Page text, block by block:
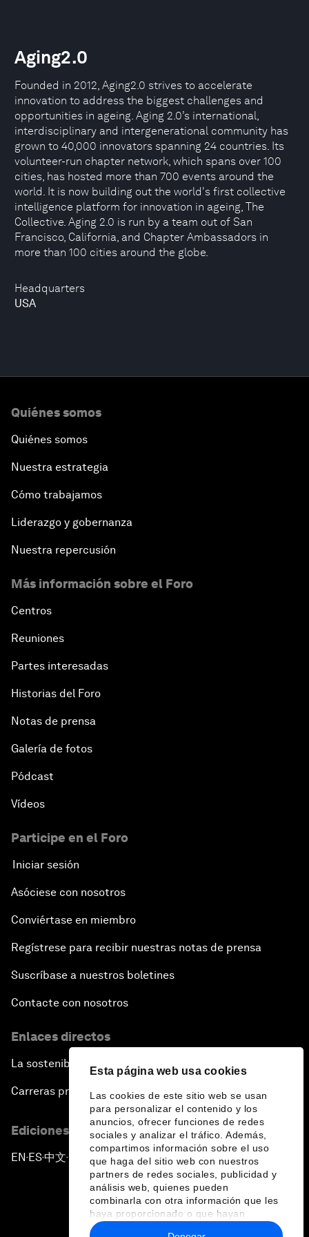
Esta página web usa cookies
Las cookies de este sitio web se usan
para personalizar el contenido y los
anuncios, ofrecer funciones de redes
sociales y analizar el tráfico. Además,
compartimos información sobre el uso
que haga del sitio web con nuestros
partners de redes sociales, publicidad y
análisis web, quienes pueden
combinarla con otra información que les
haya proporcionado o que hayan
recopilado a partir del uso que haya
Headquarters
USA
Aging2.0
Founded in 2012, Aging2.0 strives to accelerate
innovation to address the biggest challenges and
opportunities in ageing. Aging 2.0’s international,
interdisciplinary and intergenerational community has
grown to 40,000 innovators spanning 24 countries. Its
volunteer-run chapter network, which spans over 100
cities, has hosted more than 700 events around the
world. It is now building out the world's first collective
intelligence platform for innovation in ageing, The
Collective. Aging 2.0 is run by a team out of San
Francisco, California, and Chapter Ambassadors in
more than 100 cities around the globe.
Quiénes somos
Quiénes somos
Nuestra estrategia
Cómo trabajamos
Liderazgo y gobernanza
Nuestra repercusión
Más información sobre el Foro
Centros
Reuniones
Partes interesadas
Historias del Foro
Notas de prensa
Galería de fotos
Pódcast
Vídeos
Participe en el Foro
Iniciar sesión
Asóciese con nosotros
Conviértase en miembro
Regístrese para recibir nuestras notas de prensa
Suscríbase a nuestros boletines
Contacte con nosotros
Enlaces directos
La sostenibilidad en el Foro
Carreras profesionales
Ediciones en otros idiomas
EN ▪ES▪中文▪ 日本語